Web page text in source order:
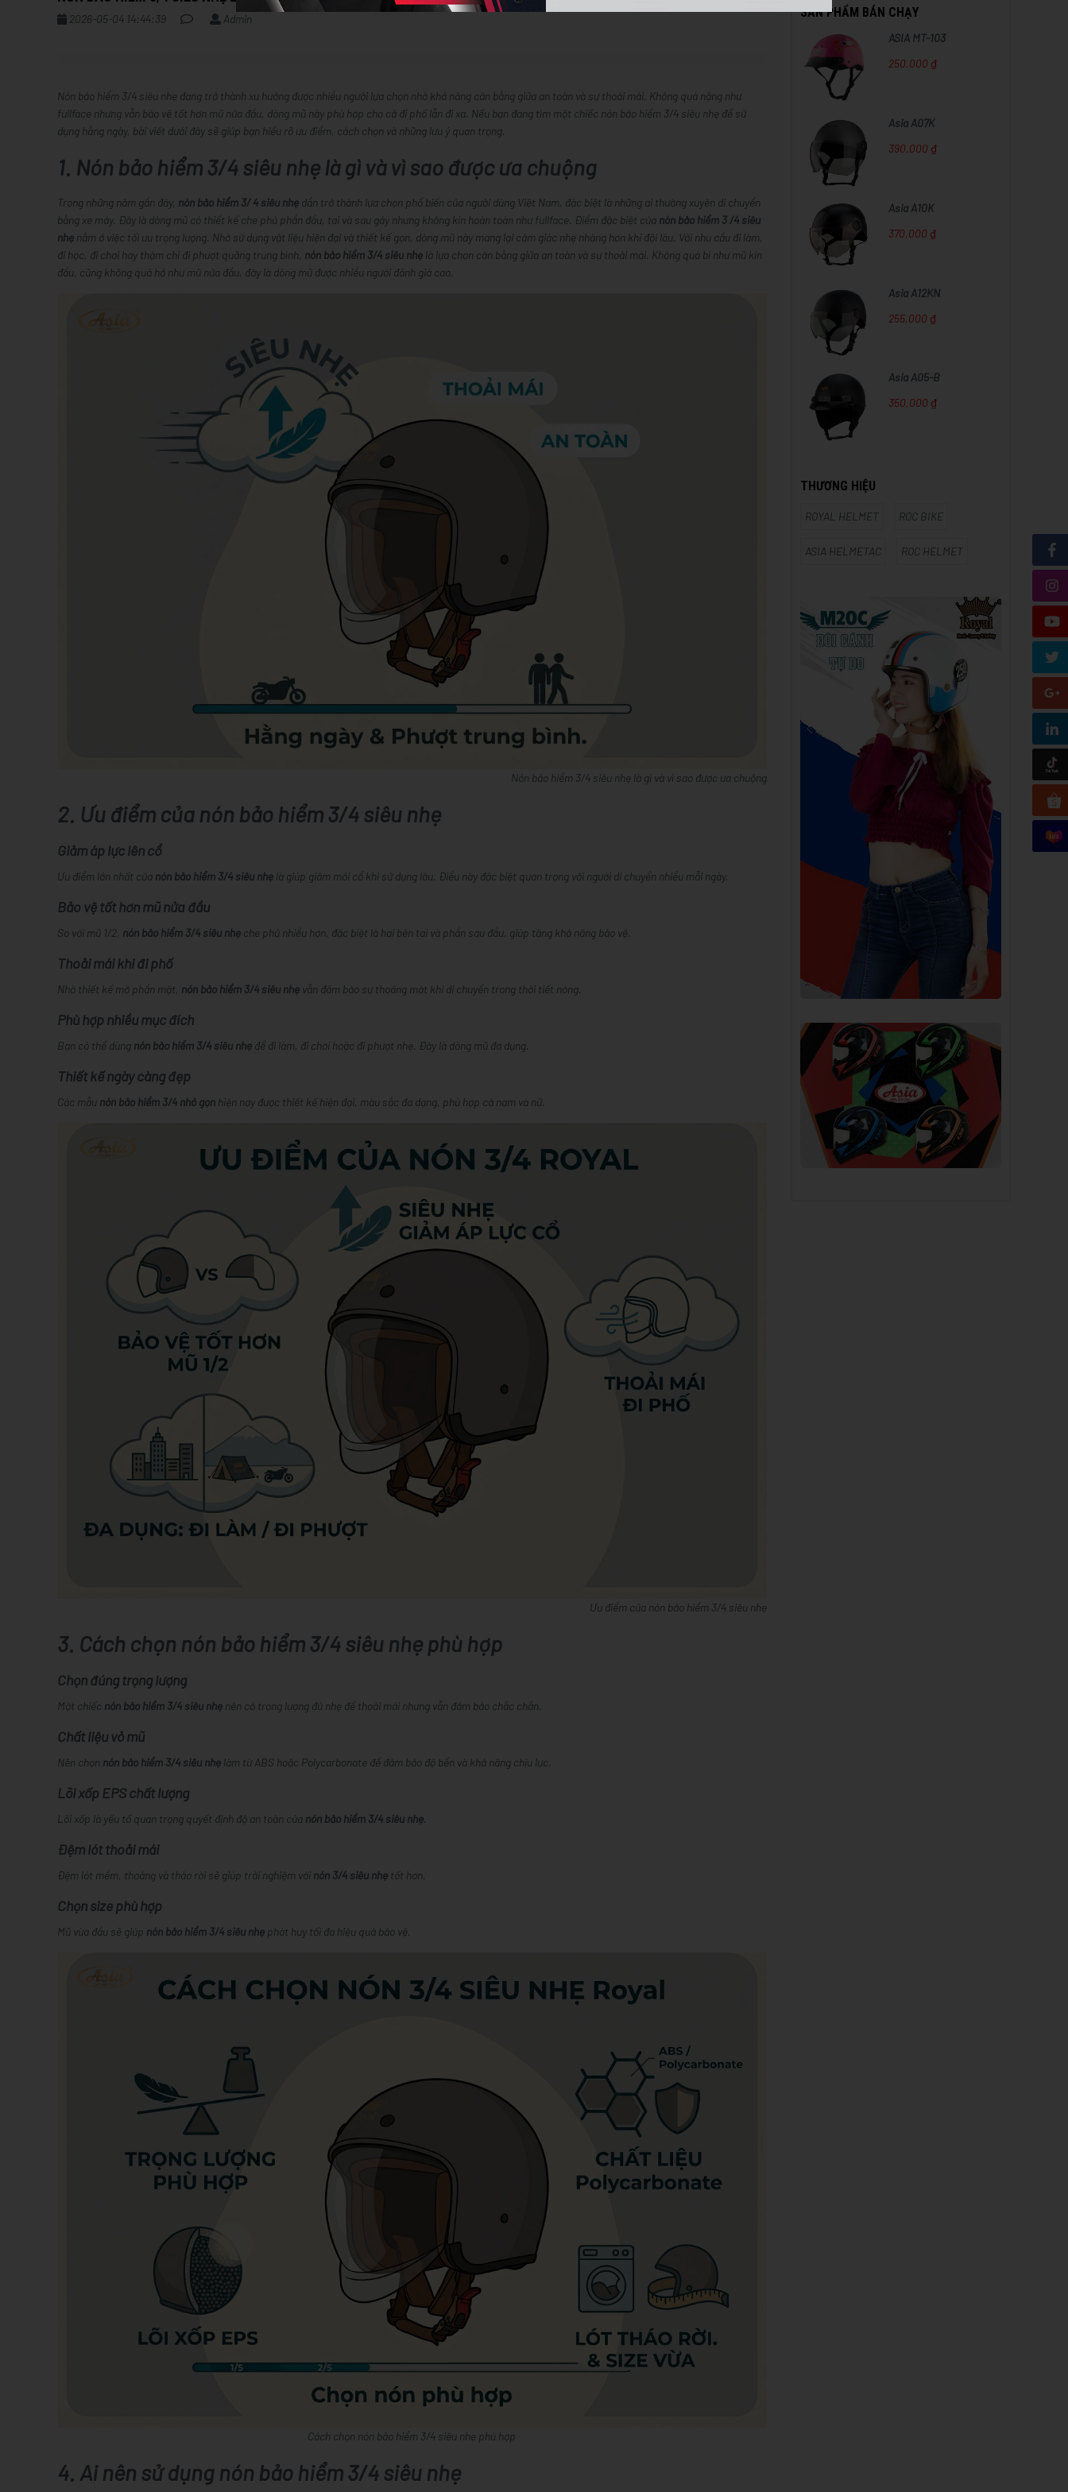
2026-05-04 14:44:39 Admin
Nón bảo hiểm 3/4 siêu nhẹ đang trở thành xu hướng được nhiều người lựa chọn nhờ khả năng cân bằng giữa an toàn và sự thoải mái. Không quá nặng như
fullface nhưng vẫn bảo vệ tốt hơn mũ nửa đầu, dòng mũ này phù hợp cho cả đi phố lẫn đi xa. Nếu bạn đang tìm một chiếc nón bảo hiểm 3/4 siêu nhẹ để sử
dụng hằng ngày, bài viết dưới đây sẽ giúp bạn hiểu rõ ưu điểm, cách chọn và những lưu ý quan trọng.
1. Nón bảo hiểm 3/4 siêu nhẹ là gì và vì sao được ưa chuộng
Trong những năm gần đây, nón bảo hiểm 3/ 4 siêu nhẹ dần trở thành lựa chọn phổ biến của người dùng Việt Nam, đặc biệt là những ai thường xuyên di chuyển
bằng xe máy. Đây là dòng mũ có thiết kế che phủ phần đầu, tai và sau gáy nhưng không kín hoàn toàn như fullface. Điểm đặc biệt của nón bảo hiểm 3 /4 siêu
nhẹ nằm ở việc tối ưu trọng lượng. Nhờ sử dụng vật liệu hiện đại và thiết kế gọn, dòng mũ này mang lại cảm giác nhẹ nhàng hơn khi đội lâu. Với nhu cầu đi làm,
đi học, đi chơi hay thậm chí đi phượt quãng trung bình, nón bảo hiểm 3/4 siêu nhẹ là lựa chọn cân bằng giữa an toàn và sự thoải mái. Không quá bí như mũ kín
đầu, cũng không quá hở như mũ nửa đầu, đây là dòng mũ được nhiều người đánh giá cao.
Nón bảo hiểm 3/4 siêu nhẹ là gì và vì sao được ưa chuộng
2. Ưu điểm của nón bảo hiểm 3/4 siêu nhẹ
Giảm áp lực lên cổ
Ưu điểm lớn nhất của nón bảo hiểm 3/4 siêu nhẹ là giúp giảm mỏi cổ khi sử dụng lâu. Điều này đặc biệt quan trọng với người di chuyển nhiều mỗi ngày.
Bảo vệ tốt hơn mũ nửa đầu
So với mũ 1/2, nón bảo hiểm 3/4 siêu nhẹ che phủ nhiều hơn, đặc biệt là hai bên tai và phần sau đầu, giúp tăng khả năng bảo vệ.
Thoải mái khi đi phố
Nhờ thiết kế mở phần mặt, nón bảo hiểm 3/4 siêu nhẹ vẫn đảm bảo sự thoáng mát khi di chuyển trong thời tiết nóng.
Phù hợp nhiều mục đích
Bạn có thể dùng nón bảo hiểm 3/4 siêu nhẹ để đi làm, đi chơi hoặc đi phượt nhẹ. Đây là dòng mũ đa dụng.
Thiết kế ngày càng đẹp
Các mẫu nón bảo hiểm 3/4 nhỏ gọn hiện nay được thiết kế hiện đại, màu sắc đa dạng, phù hợp cả nam và nữ.
Ưu điểm của nón bảo hiểm 3/4 siêu nhẹ
3. Cách chọn nón bảo hiểm 3/4 siêu nhẹ phù hợp
Chọn đúng trọng lượng
Một chiếc nón bảo hiểm 3/4 siêu nhẹ nên có trọng lượng đủ nhẹ để thoải mái nhưng vẫn đảm bảo chắc chắn.
Chất liệu vỏ mũ
Nên chọn nón bảo hiểm 3/4 siêu nhẹ làm từ ABS hoặc Polycarbonate để đảm bảo độ bền và khả năng chịu lực.
Lõi xốp EPS chất lượng
Lõi xốp là yếu tố quan trọng quyết định độ an toàn của nón bảo hiểm 3/4 siêu nhẹ
Đệm lót thoải mái
Đệm lót mềm, thoáng và tháo rời sẽ giúp trải nghiệm với nón 3/4 siêu nhẹ tốt hơn.
Chọn size phù hợp
Mũ vừa đầu sẽ giúp nón bảo hiểm 3/4 siêu nhẹ phát huy tối đa hiệu quả bảo vệ.
Cách chọn nón bảo hiểm 3/4 siêu nhẹ phù hợp
4. Ai nên sử dụng nón bảo hiểm 3/4 siêu nhẹ
SẢN PHẨM BÁN CHẠY
ASIA MT-103
250,000 ₫
Asia A07K
390,000 ₫
Asia A10K
370,000 ₫
Asia A12KN
255,000 ₫
Asia A05-B
350,000 ₫
THƯƠNG HIỆU
ROYAL HELMET ROC BIKE
ASIA HELMETAC ROC HELMET